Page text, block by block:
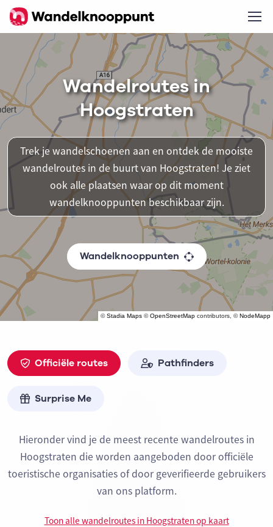
©Stadia Maps ©OpenStreetMap contributors, ©NodeMapp
Wandelroutes in
Hoogstraten
Trek je wandelschoenen aan en ontdek de mooiste
wandelroutes in de buurt van Hoogstraten! Je ziet
ook alle plaatsen waar op dit moment
wandelknooppunten beschikbaar zijn.
Wandelknooppunten
Officiële routes Pathfinders
Surprise Me
Hieronder vind je de meest recente wandelroutes in
Hoogstraten die worden aangeboden door officiële
toeristische organisaties of door geverifieerde gebruikers
van ons platform.
Toon alle wandelroutes in Hoogstraten op kaart